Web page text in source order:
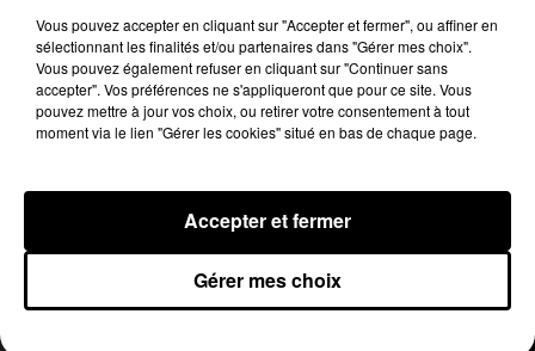
profité pour sauter sur l'occasion et clasher son
rival à ce sujet au point de le comparer sans cesse
à R. Kelly, qui est en prison pour agressions
sexuelles sur des mineures.
"Erk’Elie tu dis quoi ? Ecoute ça, écoute ça,
freestyle en référence à Booba
notamment par :“T’es la chèvre, j’suis le
G.O.A.T, el padré !”, référence à
singleG.O.A.T. De son côté, Gims n'a pas
Vous pouvez accepter en cliquant sur "Accepter et fermer", ou affiner en
sélectionnant les finalités et/ou partenaires dans "Gérer mes choix".
Vous pouvez également refuser en cliquant sur "Continuer sans
accepter". Vos préférences ne s'appliqueront que pour ce site. Vous
pouvez mettre à jour vos choix, ou retirer votre consentement à tout
moment via le lien "Gérer les cookies" situé en bas de chaque page.
Gérer mes choix
Accepter et fermer